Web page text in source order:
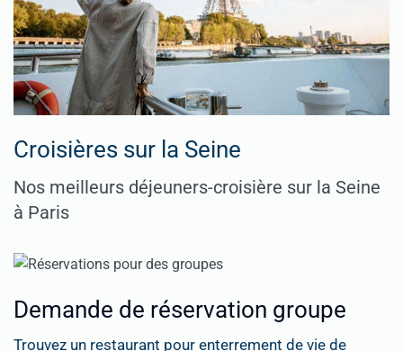
Croisières sur la Seine
Nos meilleurs déjeuners-croisière sur la Seine
à Paris
Demande de réservation groupe
Trouvez un restaurant pour enterrement de vie de